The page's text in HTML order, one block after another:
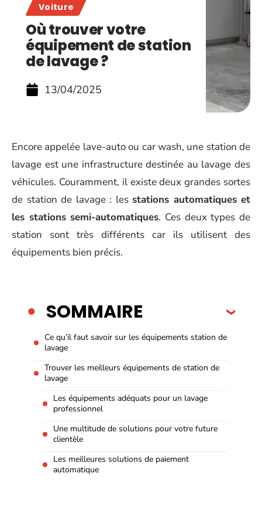
Voiture
Où trouver votre
équipement de station
de lavage ?
13/04/2025
Encore appelée lave-auto ou car wash, une station de
lavage est une infrastructure destinée au lavage des
véhicules. Couramment, il existe deux grandes sortes
de station de lavage : les stations automatiques et
les stations semi-automatiques. Ces deux types de
station sont très différents car ils utilisent des
équipements bien précis.
SOMMAIRE
Ce qu’il faut savoir sur les équipements station de
lavage
Trouver les meilleurs équipements de station de
lavage
Les équipements adéquats pour un lavage
professionnel
Une multitude de solutions pour votre future
clientèle
Les meilleures solutions de paiement
automatique